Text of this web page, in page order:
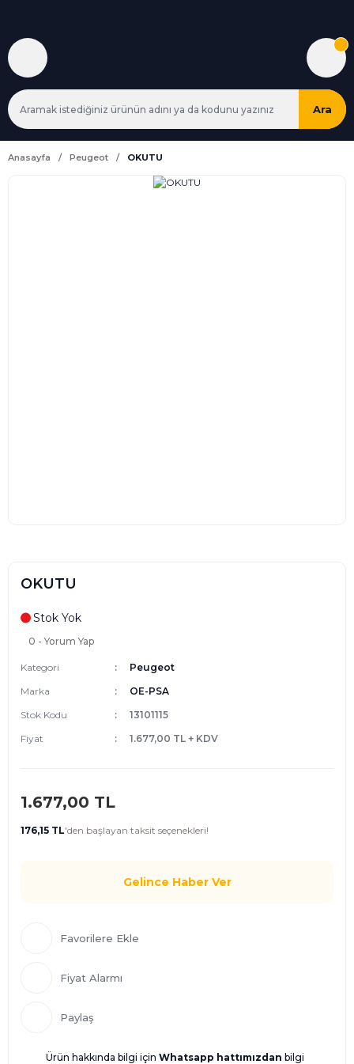
Ara
Anasayfa Peugeot OKUTU
OKUTU
Stok Yok
0 - Yorum Yap
Kategori
Peugeot
Marka
OE-PSA
Stok Kodu
13101115
Fiyat
1.677,00 TL + KDV
1.677,00 TL
176,15 TL'den başlayan taksit seçenekleri!
Gelince Haber Ver
Fiyat Alarmı
Paylaş
Ürün hakkında bilgi için Whatsapp hattımızdan bilgi